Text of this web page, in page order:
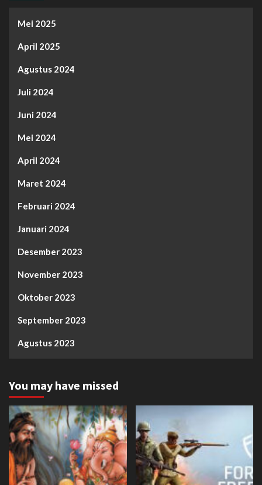
Mei 2025
April 2025
Agustus 2024
Juli 2024
Juni 2024
Mei 2024
April 2024
Maret 2024
Februari 2024
Januari 2024
Desember 2023
November 2023
Oktober 2023
September 2023
Agustus 2023
You may have missed